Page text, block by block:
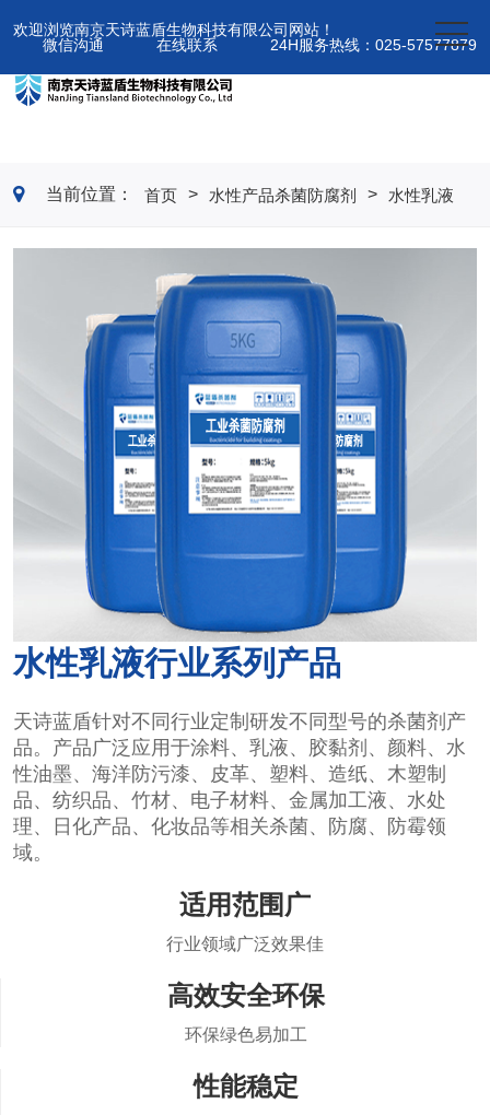
欢迎浏览南京天诗蓝盾生物科技有限公司网站！
微信沟通
在线联系 24H服务热线：025-57577879
当前位置： 首页 > 水性产品杀菌防腐剂 > 水性乳液
水性乳液行业系列产品
天诗蓝盾针对不同行业定制研发不同型号的杀菌剂产
品。产品广泛应用于涂料、乳液、胶黏剂、颜料、水
性油墨、海洋防污漆、皮革、塑料、造纸、木塑制
品、纺织品、竹材、电子材料、金属加工液、水处
理、日化产品、化妆品等相关杀菌、防腐、防霉领
域。
适用范围广
行业领域广泛效果佳
高效安全环保
环保绿色易加工
性能稳定